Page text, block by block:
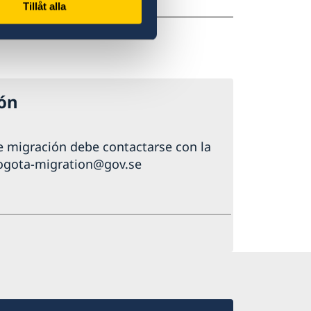
Tillåt alla
migración debe contactarse con la
migration@gov.se